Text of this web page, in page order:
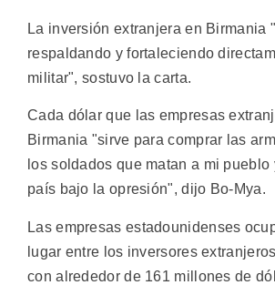
La inversión extranjera en Birmania
respaldando y fortaleciendo
militar", sostuvo la carta.
Cada dólar que las empresas
Birmania "sirve para comprar las
los soldados que matan a mi pueblo
país bajo la opresión", dijo Bo-Mya.
Las empresas estadounidenses
lugar entre los inversores
con alrededor de 161 millones de